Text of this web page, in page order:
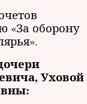
«За оборону
Уховой